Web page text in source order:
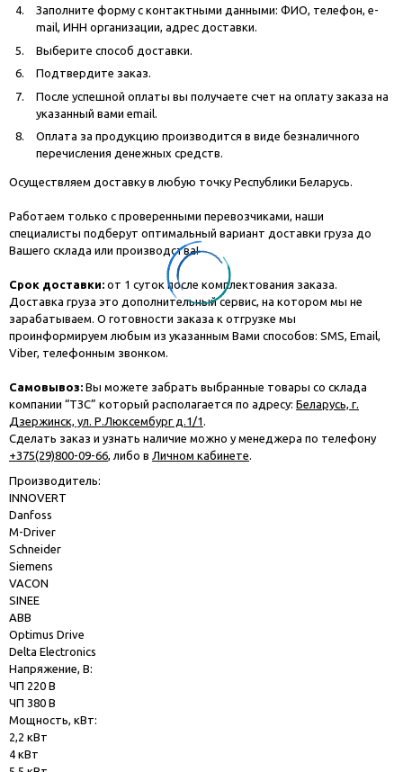
Заполните форму с контактными данными: ФИО, телефон, e-
mail, ИНН организации, адрес доставки.
Выберите способ доставки.
Подтвердите заказ.
После успешной оплаты вы получаете счет на оплату заказа на
указанный вами email.
Оплата за продукцию производится в виде безналичного
перечисления денежных средств.
Осуществляем доставку в любую точку Республики Беларусь.
Работаем только с проверенными перевозчиками, наши
специалисты подберут оптимальный вариант доставки груза до
Вашего склада или производства!
Срок доставки: от 1 суток после комплектования заказа.
Доставка груза это дополнительный сервис, на котором мы не
зарабатываем. О готовности заказа к отгрузке мы
проинформируем любым из указанным Вами способов: SMS, Email,
Viber, телефонным звонком.
Самовывоз: Вы можете забрать выбранные товары со склада
компании “ТЗС” который располагается по адресу: Беларусь, г.
Дзержинск, ул. Р.Люксембург д.1/1 .
Сделать заказ и узнать наличие можно у менеджера по телефону
+375(29)800-09-66, либо в Личном кабинете.
Производитель:
INNOVERT
Danfoss
M-Driver
Schneider
Siemens
VACON
SINEE
ABB
Optimus Drive
Delta Electronics
Напряжение, В:
ЧП 220 В
ЧП 380 В
Мощность, кВт:
2,2 кВт
4 кВт